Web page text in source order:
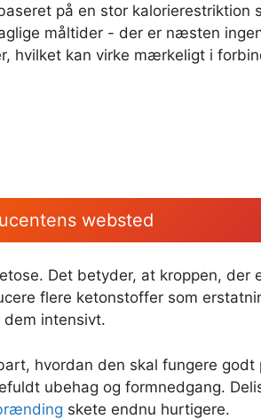
på en stor
måltider - der er næsten
hvilket kan virke mærkeligt i
websted
Det betyder, at kroppen, der
flere ketonstoffer som
intensivt.
hvordan den skal fungere
ubehag og formnedgang.
skete endnu hurtigere.